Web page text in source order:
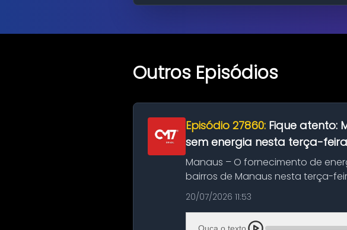
Outros Episódios
Episódio 27860: Fique atento:
sem energia nesta terça-feira
Manaus – O fornecimento de
bairros de Manaus nesta terça-
serviços de manuten...
20/07/2026 11:53
Ouça o texto